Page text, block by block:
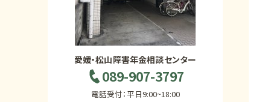
愛媛・松山障害年金相談センター
089-907-3797
電話受付：平日9:00~18:00